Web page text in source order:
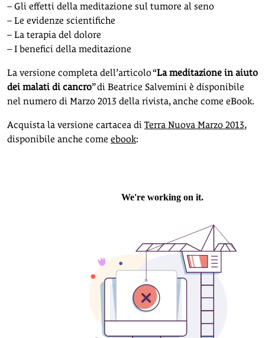
– Gli effetti della meditazione sul tumore al seno
– Le evidenze scientifiche
– La terapia del dolore
– I benefici della meditazione
La versione completa dell’articolo “La meditazione in aiuto
dei malati di cancro” di Beatrice Salvemini è disponibile
nel numero di Marzo 2013 della rivista, anche come eBook.
Acquista la versione cartacea di Terra Nuova Marzo 2013,
disponibile anche come ebook: